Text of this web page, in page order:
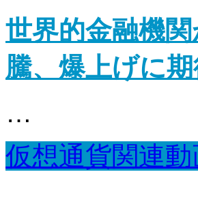
世界的金融機
騰、爆上げに
…
仮想通貨関連動